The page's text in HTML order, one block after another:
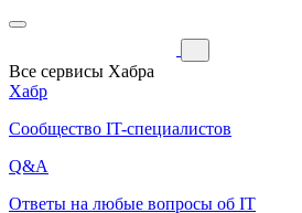
Все сервисы Хабра
Хабр
Сообщество IT-специалистов
Q&A
Ответы на любые вопросы об IT